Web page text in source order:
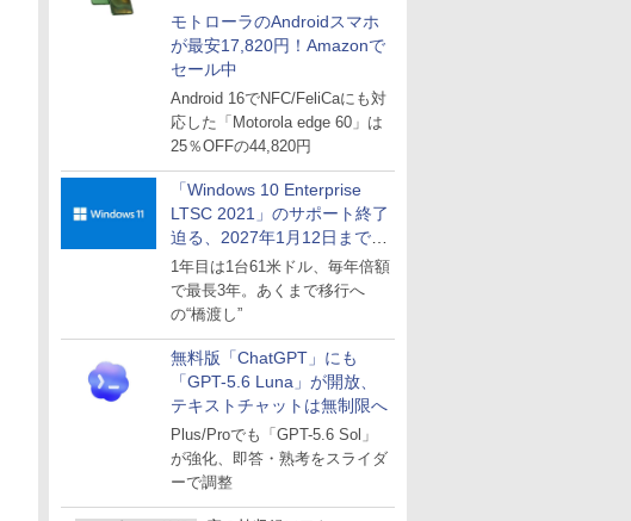
モトローラのAndroidスマホ
が最安17,820円！Amazonで
セール中
Android 16でNFC/FeliCaにも対
応した「Motorola edge 60」は
25％OFFの44,820円
「Windows 10 Enterprise
LTSC 2021」のサポート終了
迫る、2027年1月12日まで
～ESUは9月1日から販売
1年目は1台61米ドル、毎年倍額
で最長3年。あくまで移行へ
の“橋渡し”
無料版「ChatGPT」にも
「GPT-5.6 Luna」が開放、
テキストチャットは無制限へ
Plus/Proでも「GPT-5.6 Sol」
が強化、即答・熟考をスライダ
ーで調整